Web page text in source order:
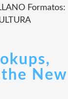
Formatos:
New